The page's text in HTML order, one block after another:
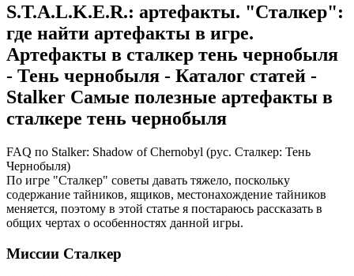
S.T.A.L.K.E.R.: артефакты. "Сталкер":
где найти артефакты в игре.
Артефакты в сталкер тень чернобыля
- Тень чернобыля - Каталог статей -
Stalker Самые полезные артефакты в
сталкере тень чернобыля
FAQ по Stalker: Shadow of Chernobyl (рус. Сталкер: Тень
Чернобыля)
По игре "Сталкер" советы давать тяжело, поскольку
содержание тайников, ящиков, местонахождение тайников
меняется, поэтому в этой статье я постараюсь рассказать в
общих чертах о особенностях данной игры.
Миссии Сталкер